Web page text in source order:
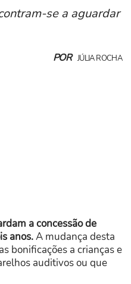
se a aguardar
POR JÚLIA ROCHA
a concessão de
anos.A mudança desta
bonificações a crianças e
auditivos ou que